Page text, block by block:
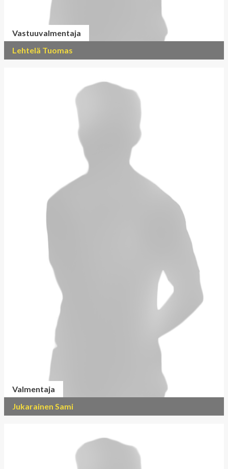
Vastuuvalmentaja
Lehtelä Tuomas
Valmentaja
Jukarainen Sami